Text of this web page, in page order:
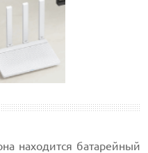
находится батарейный